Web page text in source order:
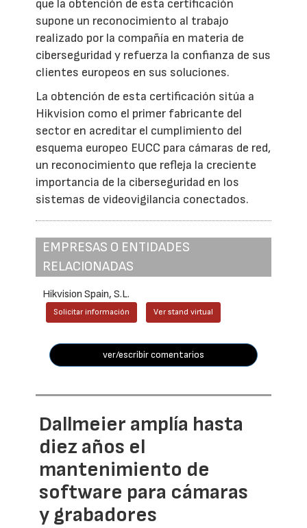
que la obtención de esta certificación
supone un reconocimiento al trabajo
realizado por la compañía en materia de
ciberseguridad y refuerza la confianza de sus
clientes europeos en sus soluciones.
La obtención de esta certificación sitúa a
Hikvision como el primer fabricante del
sector en acreditar el cumplimiento del
esquema europeo EUCC para cámaras de red,
un reconocimiento que refleja la creciente
importancia de la ciberseguridad en los
sistemas de videovigilancia conectados.
EMPRESAS O ENTIDADES
RELACIONADAS
Hikvision Spain, S.L.
Solicitar información Ver stand virtual
ver/escribir comentarios
Dallmeier amplía hasta
diez años el
mantenimiento de
software para cámaras
y grabadores